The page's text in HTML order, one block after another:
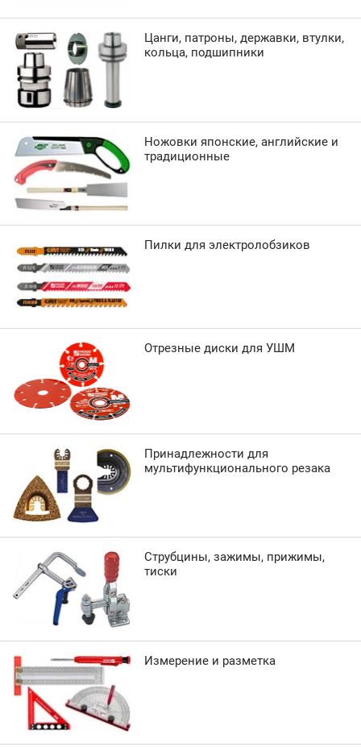
Цанги, патроны, державки, втулки,
кольца, подшипники
Ножовки японские, английские и
традиционные
Пилки для электролобзиков
Отрезные диски для УШМ
Принадлежности для
мультифункционального резака
Струбцины, зажимы, прижимы,
тиски
Измерение и разметка